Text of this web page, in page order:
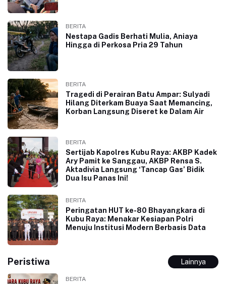
BERITA
Nestapa Gadis Berhati Mulia, Aniaya
Hingga di Perkosa Pria 29 Tahun
BERITA
Tragedi di Perairan Batu Ampar: Sulyadi
Hilang Diterkam Buaya Saat Memancing,
Korban Langsung Diseret ke Dalam Air
BERITA
Sertijab Kapolres Kubu Raya: AKBP Kadek
Ary Pamit ke Sanggau, AKBP Rensa S.
Aktadivia Langsung ‘Tancap Gas’ Bidik
Dua Isu Panas Ini!
BERITA
Peringatan HUT ke-80 Bhayangkara di
Kubu Raya: Menakar Kesiapan Polri
Menuju Institusi Modern Berbasis Data
Peristiwa Lainnya
BERITA